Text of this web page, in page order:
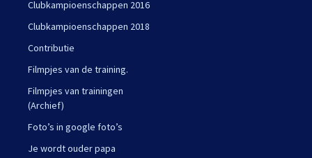
Clubkampioenschappen 2016
Clubkampioenschappen 2018
Contributie
Filmpjes van de training.
Filmpjes van trainingen
(Archief)
Foto’s in google foto’s
Je wordt ouder papa